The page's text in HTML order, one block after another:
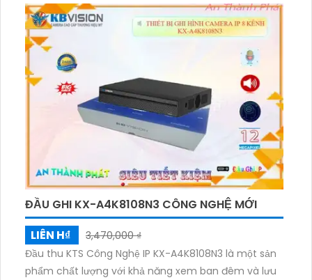
nghệ IP, đảm bảo cho hình ảnh sắc nét và chất
lượng. Đặc biệt, sản phẩm tích hợp công nghệ AI cho
dự án chuyên dụng, giúp tiết kiệm 50% dung lượng
với các định dạng H.265+/H.265/H.264+/H.264.
Camera giám sát HD IP KX-CAi2204MN2-A là lựa
chọn tuyệt vời cho việc lắp đặt tại văn phòng hoặc
các dự án chuyên nghiệp.
ĐẦU GHI KX-A4K8108N3 CÔNG NGHỆ MỚI
LIÊN H₫
3,470,000 ₫
Đầu thu KTS Công Nghệ IP KX-A4K8108N3 là một sản
phẩm chất lượng với khả năng xem ban đêm và lưu